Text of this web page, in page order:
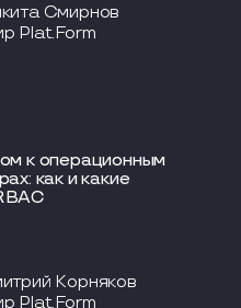
Смирнов
Plat.Form
к операционным
как и какие
Корняков
Plat.Form